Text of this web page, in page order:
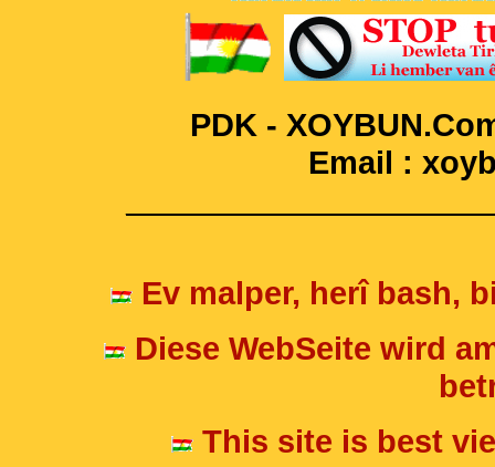
PDK -
Email :
Ev malper, herî bash,
Diese WebSeite wird
This site is best